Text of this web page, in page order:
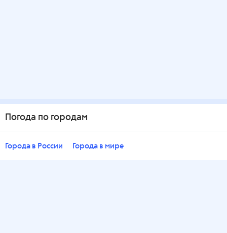
Погода по городам
Города в России Города в мире